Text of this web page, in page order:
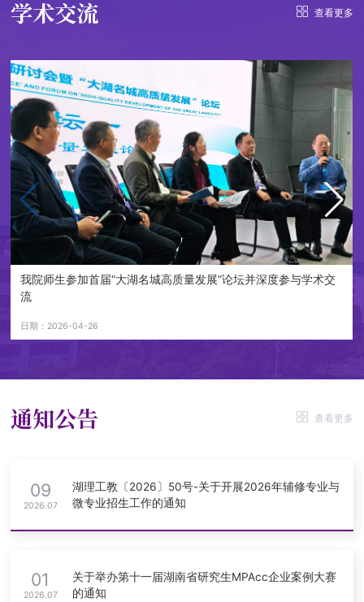
学术交流 查看更多
我院师生参加首届“大湖名城高质量发展”论坛并深度参与学术交
流
日期：2026-04-26
通知公告 查看更多
09
2026.07
湖理工教〔2026〕50号-关于开展2026年辅修专业与
微专业招生工作的通知
01
2026.07
关于举办第十一届湖南省研究生MPAcc企业案例大赛
的通知